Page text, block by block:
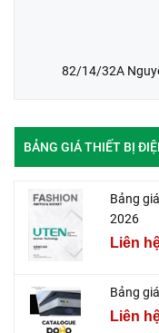
82/14/32A
BẢNG GIÁ THIẾT BỊ
Bảng
2026
Liên
Bảng
Liên